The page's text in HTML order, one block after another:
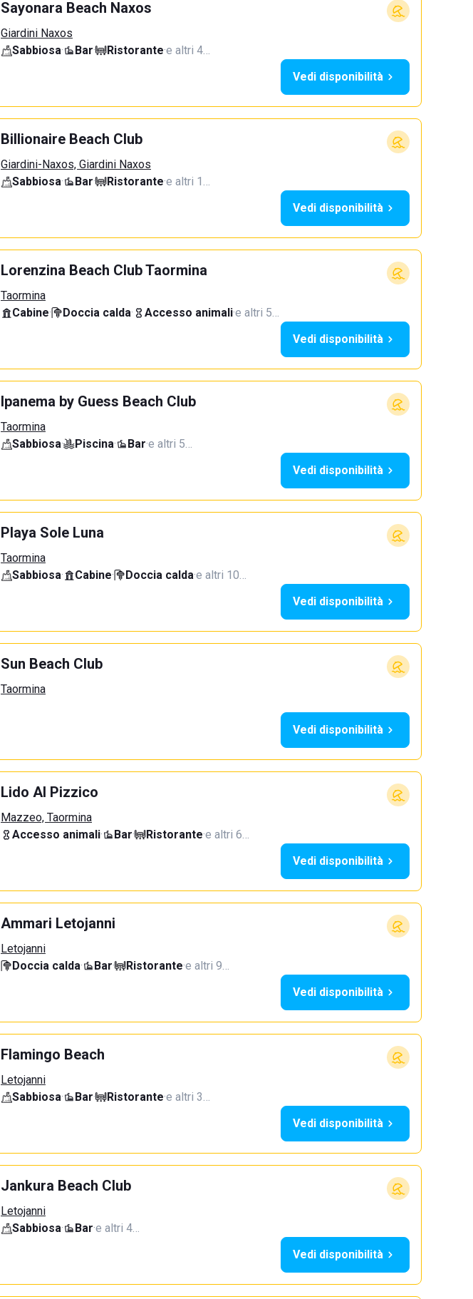
Sayonara Beach Naxos
Giardini Naxos
Sabbiosa· Bar· Ristorante·e altri 4…
Vedi disponibilità
Billionaire Beach Club
Giardini-Naxos, Giardini Naxos
Sabbiosa· Bar· Ristorante·e altri 1…
Vedi disponibilità
Lorenzina Beach Club Taormina
Taormina
Cabine· Doccia calda· Accesso animali·e altri 5…
Vedi disponibilità
Ipanema by Guess Beach Club
Taormina
Sabbiosa· Piscina· Bar·e altri 5…
Vedi disponibilità
Playa Sole Luna
Taormina
Sabbiosa· Cabine· Doccia calda·e altri 10…
Vedi disponibilità
Sun Beach Club
Taormina
Vedi disponibilità
Lido Al Pizzico
Mazzeo, Taormina
Accesso animali· Bar· Ristorante·e altri 6…
Vedi disponibilità
Ammari Letojanni
Letojanni
Doccia calda· Bar· Ristorante·e altri 9…
Vedi disponibilità
Flamingo Beach
Letojanni
Sabbiosa· Bar· Ristorante·e altri 3…
Vedi disponibilità
Jankura Beach Club
Letojanni
Sabbiosa· Bar·e altri 4…
Vedi disponibilità